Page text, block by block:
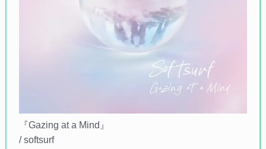
『Gazing at a Mind』
/ softsurf